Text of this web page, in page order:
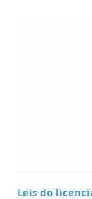
Leis do